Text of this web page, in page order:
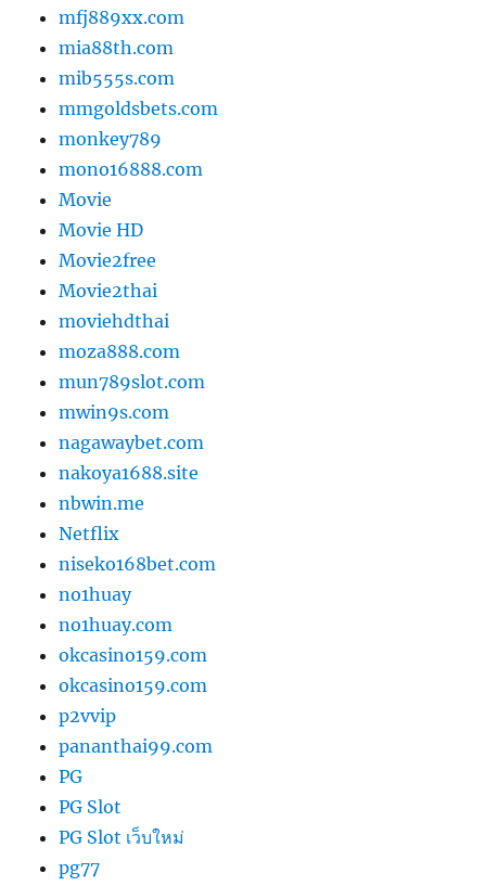
mfj889xx.com
mia88th.com
mib555s.com
mmgoldsbets.com
monkey789
mono16888.com
Movie
Movie HD
Movie2free
Movie2thai
moviehdthai
moza888.com
mun789slot.com
mwin9s.com
nagawaybet.com
nakoya1688.site
nbwin.me
Netflix
niseko168bet.com
no1huay
no1huay.com
okcasino159.com
okcasino159.com
p2vvip
pananthai99.com
PG
PG Slot
PG Slot เว็บใหม่
pg77